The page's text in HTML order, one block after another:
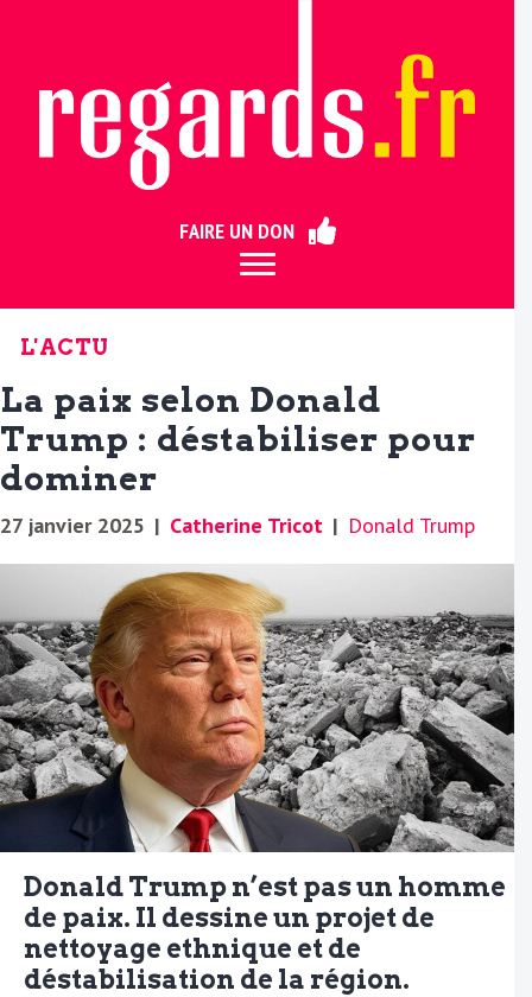
FAIRE UN DON
L'ACTU
La paix selon Donald
Trump : déstabiliser pour
dominer
27 janvier 2025 | Catherine Tricot | Donald Trump
Donald Trump n’est pas un homme
de paix. Il dessine un projet de
nettoyage ethnique et de
déstabilisation de la région.